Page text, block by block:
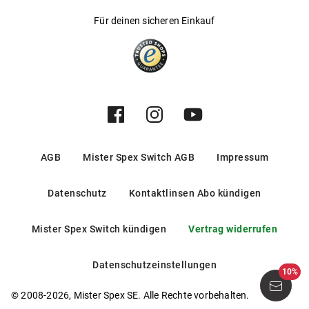
10%
Für deinen sicheren Einkauf
© 2008-2026, Mister Spex SE. Alle Rechte vorbehalten.
AGB Mister Spex Switch AGB Impressum
Datenschutz Kontaktlinsen Abo kündigen
Mister Spex Switch kündigen Vertrag widerrufen
Datenschutzeinstellungen